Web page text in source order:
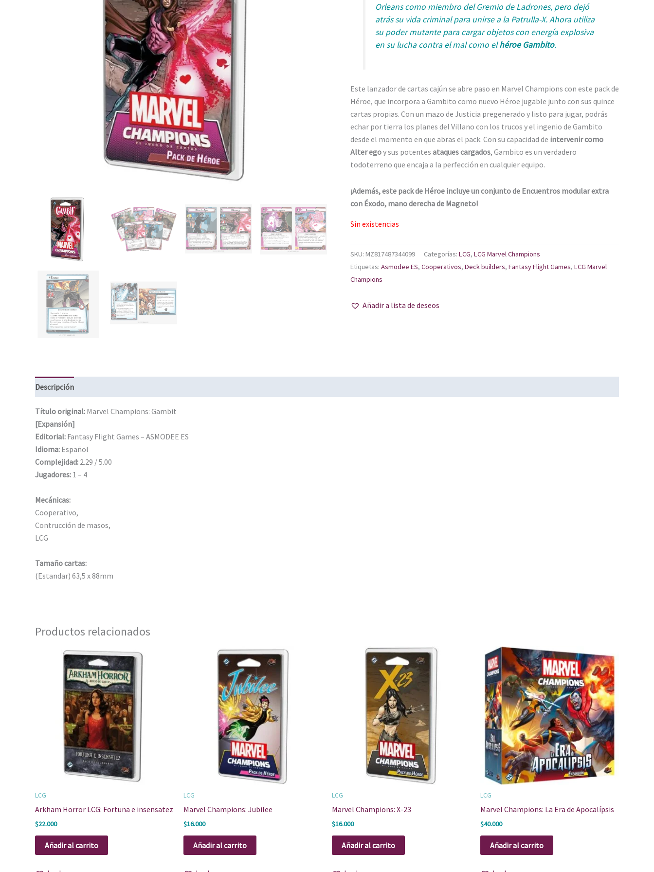
Orleans como miembro del Gremio de Ladrones, pero dejó
atrás su vida criminal para unirse a la Patrulla-X. Ahora utiliza
su poder mutante para cargar objetos con energía explosiva
en su lucha contra el mal como elhéroe Gambito.
Este lanzador de cartas cajún se abre paso en Marvel Champions con este pack de
Héroe, que incorpora a Gambito como nuevo Héroe jugable junto con sus quince
cartas propias. Con un mazo de Justicia pregenerado y listo para jugar, podrás
echar por tierra los planes del Villano con los trucos y el ingenio de Gambito
desde el momento en que abras el pack. Con su capacidad de intervenir como
Alter egoy sus potentes ataques cargados, Gambito es un verdadero
todoterreno que encaja a la perfección en cualquier equipo.
¡Además, este pack de Héroe incluye un conjunto de Encuentros modular extra
con Éxodo, mano derecha de Magneto!
Sin existencias
SKU: MZ817487344099 Categorías: LCG, LCG Marvel Champions
Etiquetas: Asmodee ES, Cooperativos, Deck builders, Fantasy Flight Games, LCG Marvel
Champions
Añadir a lista de deseos
Descripción
Título original: Marvel Champions: Gambit
[Expansión]
Editorial: Fantasy Flight Games – ASMODEE ES
Idioma: Español
Complejidad: 2.29 / 5.00
Jugadores: 1 – 4
Mecánicas:
Cooperativo,
Contrucción de masos,
LCG
Tamaño cartas:
(Estandar) 63,5 x 88mm
Productos relacionados
LCG
Arkham Horror LCG: Fortuna e insensatez
$22.000
Añadir al carrito
LCG
Marvel Champions: Jubilee
$16.000
Añadir al carrito
LCG
Marvel Champions: X-23
$16.000
Añadir al carrito
LCG
Marvel Champions: La Era de Apocalípsis
$40.000
Añadir al carrito